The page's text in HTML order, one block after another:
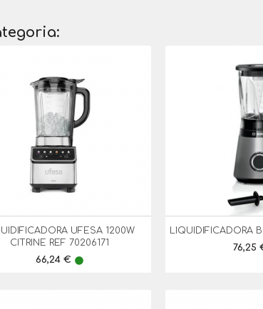
UFESA 1200W
CITRINE REF 70206171
Preço
66,24 € lens
Vista Rápida
LIQUIDIFICADORA
Preço
76,25
Vista